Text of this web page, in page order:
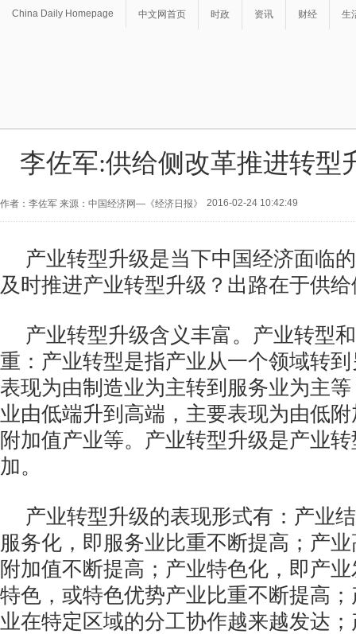
China Daily Homepage 中文网首页 时政 资讯 财经 生
李佐军:供给侧改革推进转型
作者：李佐军 来源：中国经济网—《经济日报》 2016-02-24 10:42:49
产业转型升级是当下中国经济面临
及时推进产业转型升级？出路在于供
产业转型升级含义丰富。产业转型
重：产业转型是指产业从一个领域转
表现为由制造业为主转到服务业为主
业由低端升到高端，主要表现为由低
附加值产业等。产业转型升级是产业
加。
产业转型升级的表现形式有：产业
服务化，即服务业比重不断提高；产
附加值不断提高；产业特色化，即产
特色，或特色优势产业比重不断提高
业在特定区域的分工协作越来越发达